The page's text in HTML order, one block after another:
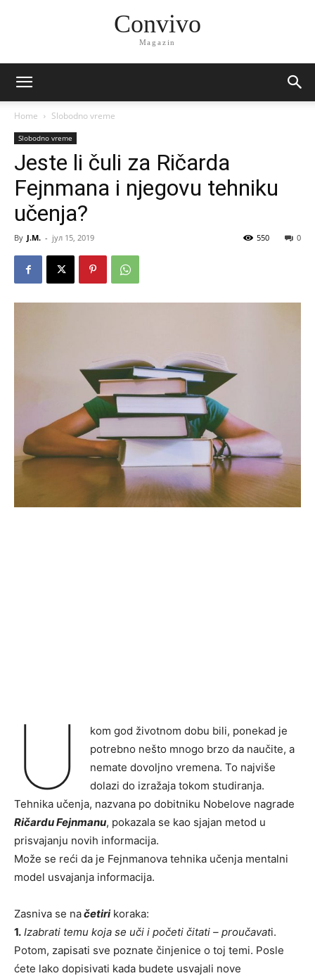
Convivo
Magazin
Home Slobodno vreme
Slobodno vreme
Jeste li čuli za Ričarda
Fejnmana i njegovu tehniku
učenja?
By J.M. - јул 15, 2019 0
550
U
kom god životnom dobu bili, ponekad je
potrebno nešto mnogo brzo da naučite, a
nemate dovoljno vremena. To najviše
dolazi do izražaja tokom studiranja.
Tehnika učenja, nazvana po dobitniku Nobelove nagrade
Ričardu Fejnmanu, pokazala se kao sjajan metod u
prisvajanju novih informacija.
Može se reći da je Fejnmanova tehnika učenja mentalni
model usvajanja informacija.
Zasniva se načetirikoraka:
1. Izabrati temu koja se uči i početi čitati – proučavati.
Potom, zapisati sve poznate činjenice o toj temi. Posle
ćete lako dopisivati kada budete usvajali nove